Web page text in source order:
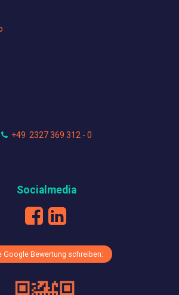
+49 2327 369 312 - 0
Socialmedia
Google Bewertung schreiben: